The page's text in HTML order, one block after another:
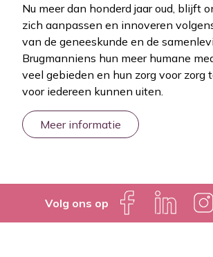
Nu meer dan honderd jaar oud, blijft
zich aanpassen en innoveren
van de geneeskunde en de
Brugmanniens hun meer humane
veel gebieden en hun zorg voor zorg
voor iedereen kunnen uiten.
Meer informatie
Volg ons op